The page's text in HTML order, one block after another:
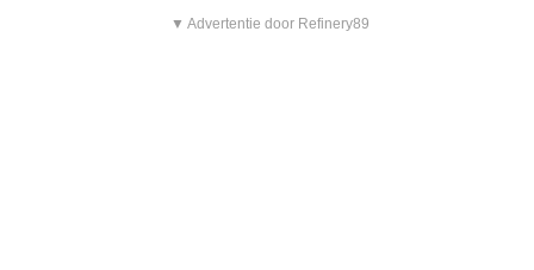
▼ Advertentie door Refinery89